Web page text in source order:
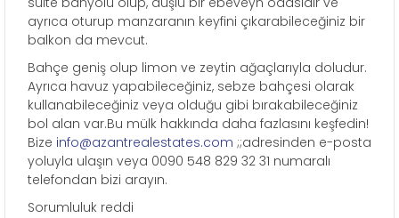
ayrıca oturup manzaranın keyfini çıkarabileceğiniz bir
balkon da mevcut.
Bahçe geniş olup limon ve zeytin ağaçlarıyla doludur.
Ayrıca havuz yapabileceğiniz, sebze bahçesi olarak
kullanabileceğiniz veya olduğu gibi bırakabileceğiniz
bol alan var.Bu mülk hakkında daha fazlasını keşfedin!
Bize info@azantrealestates.com ;;adresinden e-posta
yoluyla ulaşın veya 0090 548 829 32 31 numaralı
telefondan bizi arayın.
Sorumluluk reddi